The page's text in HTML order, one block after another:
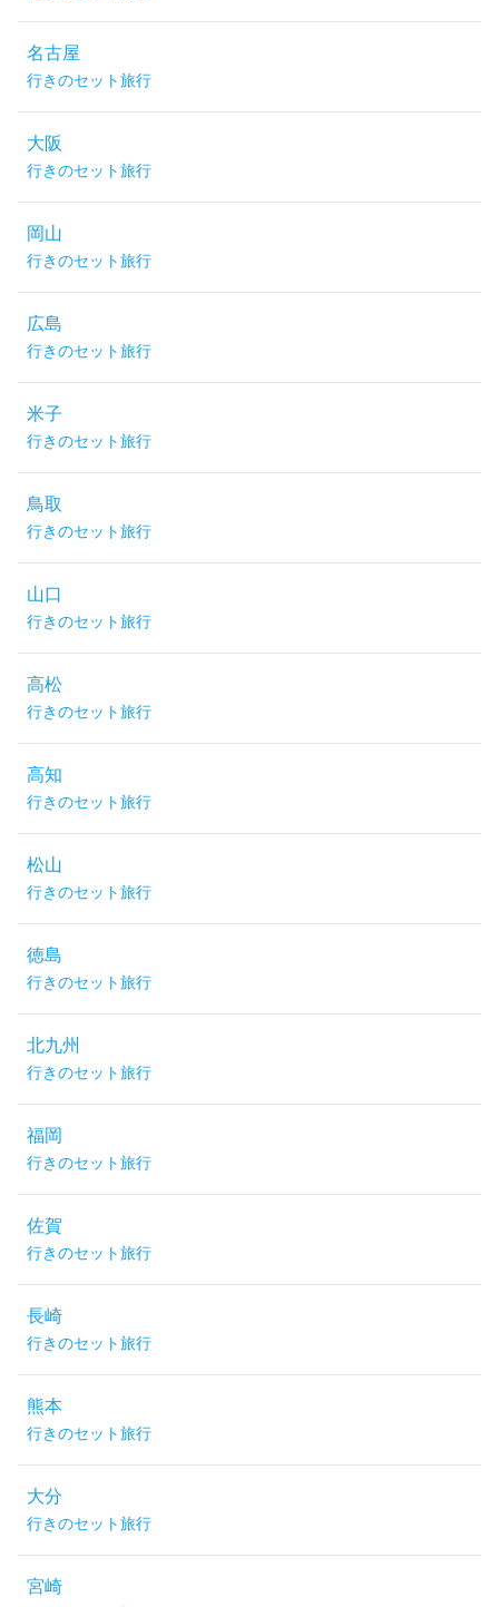
名古屋
行きのセット旅行
大阪
行きのセット旅行
岡山
行きのセット旅行
広島
行きのセット旅行
米子
行きのセット旅行
鳥取
行きのセット旅行
山口
行きのセット旅行
高松
行きのセット旅行
高知
行きのセット旅行
松山
行きのセット旅行
徳島
行きのセット旅行
北九州
行きのセット旅行
福岡
行きのセット旅行
佐賀
行きのセット旅行
長崎
行きのセット旅行
熊本
行きのセット旅行
大分
行きのセット旅行
宮崎